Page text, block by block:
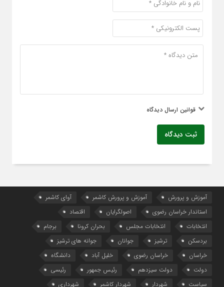
قوانین ارسال دیدگاه
ثبت دیدگاه
آموزش و پرورش آموزش و پرورش کاشمر
آوای کاشمر
استاندار خراسان رضوی
اصولگرایان
اقتصاد
انتخابات
انتخابات مجلس بحران کرونا
برجام
بردسکن
ترشیز جوانان
جوانه های ترشیز
خراسان
خراسان رضوی خلیل آباد
دانشگاه
دولت
دولت سیزدهم رئیس جمهور
رئیسی
سیاست
شهردار شهردار کاشمر
شهرداری